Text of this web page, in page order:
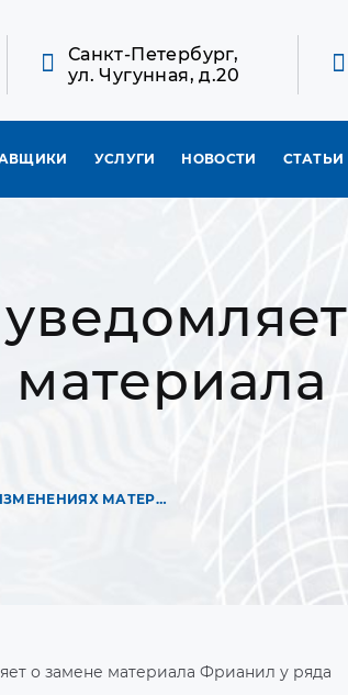
Санкт-Петербург,
ул. Чугунная, д.20
УСЛУГИ НОВОСТИ СТАТЬИ
КОМПАНИЯ EAO УВЕДОМЛЯЕТ ОБ ИЗМЕНЕНИЯХ МАТЕРИАЛА ФРИАНИЛ
о замене материала Фрианил у ряда